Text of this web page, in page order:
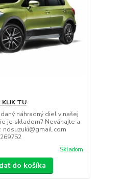
TU
náhradný diel v našej
je skladom? Neváhajte a
ndsuzuki@gmail.com
Skladom
do košíka